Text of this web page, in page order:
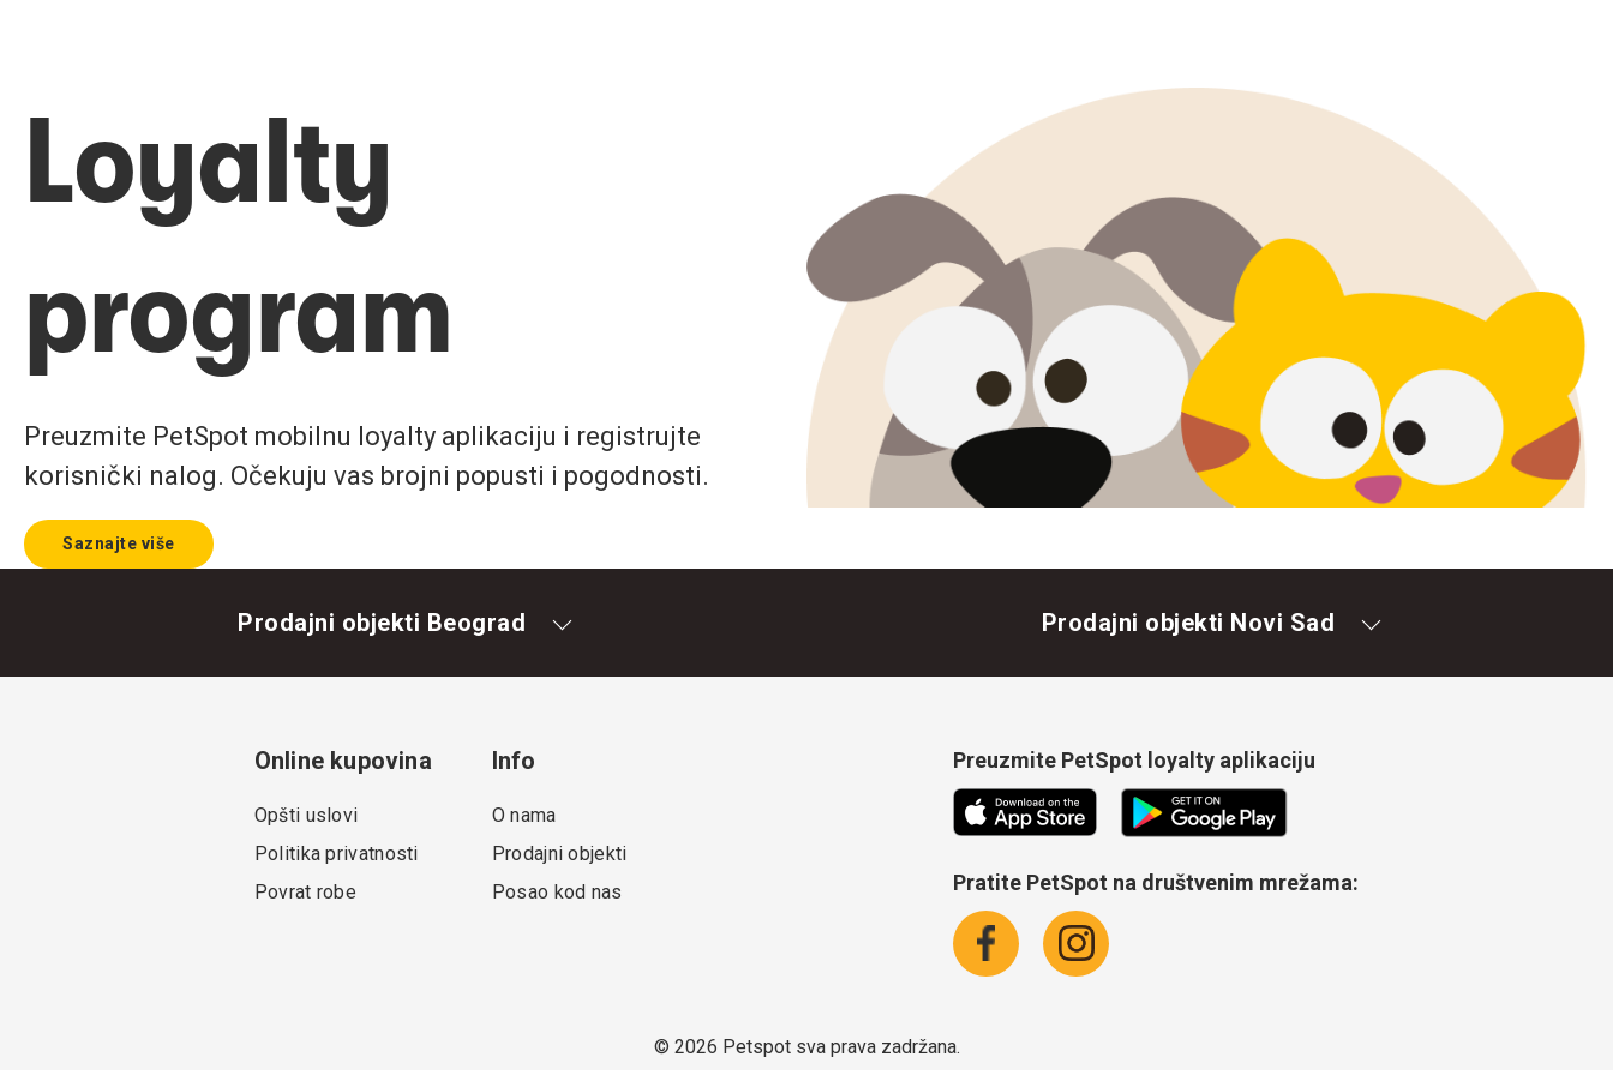
Loyalty
program
Preuzmite PetSpot mobilnu loyalty aplikaciju i registrujte
korisnički nalog. Očekuju vas brojni popusti i pogodnosti.
Saznajte više
Prodajni objekti Beograd Prodajni objekti Novi Sad
Online kupovina
Opšti uslovi
Politika privatnosti
Povrat robe
Info
O nama
Prodajni objekti
Posao kod nas
Preuzmite PetSpot loyalty aplikaciju
Pratite PetSpot na društvenim mrežama:
© 2026 Petspot sva prava zadržana.